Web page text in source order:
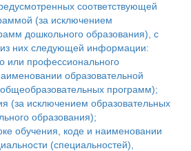
соответствующей
(за исключением
дошкольного образования), с
них следующей информации:
или профессионального
образовательной
программ);
(за исключением образовательных
образования);
обучения, коде и наименовании
(специальностей),